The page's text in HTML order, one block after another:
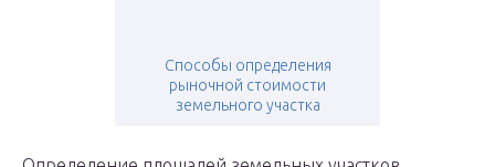
Способы определения
рыночной стоимости
земельного участка